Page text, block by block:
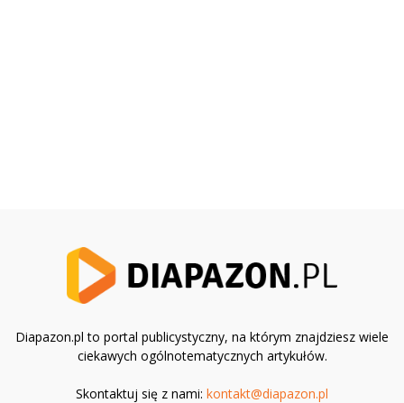
Diapazon.pl to portal publicystyczny, na którym znajdziesz wiele
ciekawych ogólnotematycznych artykułów.
Skontaktuj się z nami: kontakt@diapazon.pl